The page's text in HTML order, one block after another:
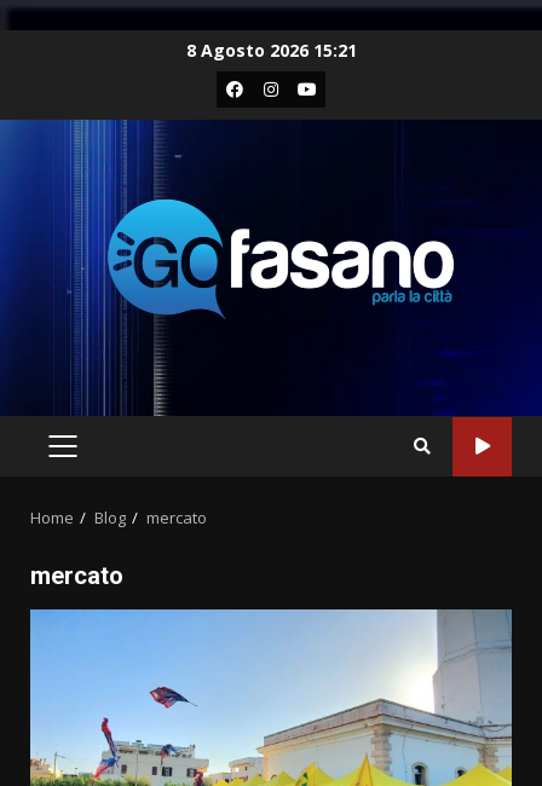
8 Agosto 2026 15:21
Facebook
Instagram
Youtube
PRIMARY
Home Blog mercato
mercato